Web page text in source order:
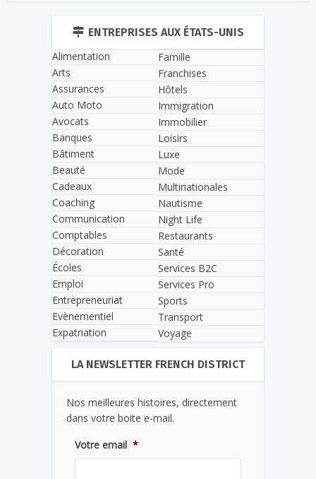
ENTREPRISES AUX ÉTATS-UNIS
Alimentation
Arts
Assurances
Auto Moto
Avocats
Banques
Bâtiment
Beauté
Cadeaux
Coaching
Communication
Comptables
Décoration
Écoles
Emploi
Entrepreneuriat
Evènementiel
Expatriation
Famille
Franchises
Hôtels
Immigration
Immobilier
Loisirs
Luxe
Mode
Multinationales
Nautisme
Night Life
Restaurants
Santé
Services B2C
Services Pro
Sports
Transport
Voyage
LA NEWSLETTER FRENCH DISTRICT
Nos meilleures histoires, directement
dans votre boite e-mail.
Votre email *